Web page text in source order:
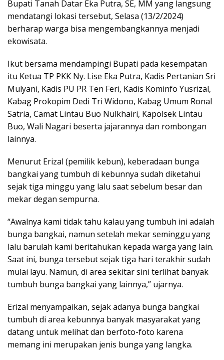
Bupati Tanah Datar Eka Putra, SE, MM yang langsung
mendatangi lokasi tersebut, Selasa (13/2/2024)
berharap warga bisa mengembangkannya menjadi
ekowisata.
Ikut bersama mendampingi Bupati pada kesempatan
itu Ketua TP PKK Ny. Lise Eka Putra, Kadis Pertanian Sri
Mulyani, Kadis PU PR Ten Feri, Kadis Kominfo Yusrizal,
Kabag Prokopim Dedi Tri Widono, Kabag Umum Ronal
Satria, Camat Lintau Buo Nulkhairi, Kapolsek Lintau
Buo, Wali Nagari beserta jajarannya dan rombongan
lainnya.
Menurut Erizal (pemilik kebun), keberadaan bunga
bangkai yang tumbuh di kebunnya sudah diketahui
sejak tiga minggu yang lalu saat sebelum besar dan
mekar degan sempurna.
“Awalnya kami tidak tahu kalau yang tumbuh ini adalah
bunga bangkai, namun setelah mekar seminggu yang
lalu barulah kami beritahukan kepada warga yang lain.
Saat ini, bunga tersebut sejak tiga hari terakhir sudah
mulai layu. Namun, di area sekitar sini terlihat banyak
tumbuh bunga bangkai yang lainnya,” ujarnya.
Erizal menyampaikan, sejak adanya bunga bangkai
tumbuh di area kebunnya banyak masyarakat yang
datang untuk melihat dan berfoto-foto karena
memang ini merupakan jenis bunga yang langka.